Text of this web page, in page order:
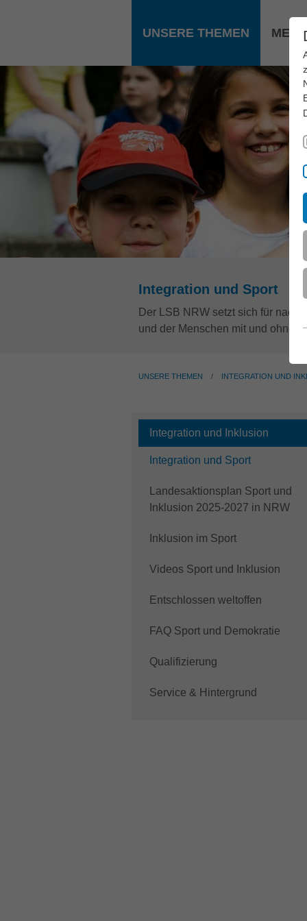
UNSERE THEMEN
Integration und Sport
Der LSB NRW setzt sich für
und der Menschen mit und ohne
UNSERE THEMEN INTEGRATION UND
Integration und Inklusion
Integration und Sport(current)
Landesaktionsplan Sport und
Inklusion 2025-2027 in NRW
Inklusion im Sport
Videos Sport und Inklusion
Entschlossen weltoffen
FAQ Sport und Demokratie
Qualifizierung
Service & Hintergrund